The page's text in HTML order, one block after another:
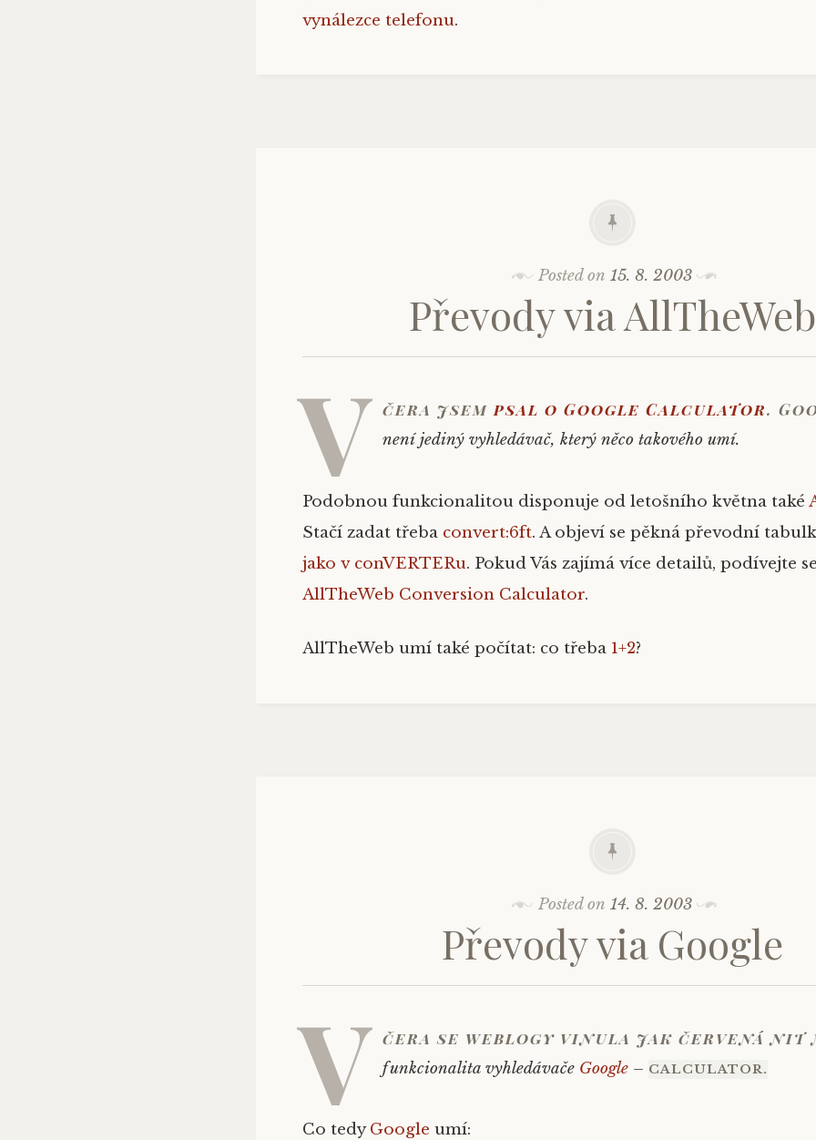
vynálezce telefonu.
Posted on 15. 8. 2003
Převody via AllTheWeb
V čera jsem psal o Google Calculator.
není jediný vyhledávač, který něco takového umí.
Podobnou funkcionalitou disponuje od letošního května také
Stačí zadat třeba convert:6ft. A objeví se pěkná převodní
jako v conVERTERu. Pokud Vás zajímá více detailů, podívejte
AllTheWeb Conversion Calculator.
AllTheWeb umí také počítat: co třeba 1+2?
Posted on 14. 8. 2003
Převody via Google
V čera se weblogy vinula jak červená nit
funkcionalita vyhledávače Google – CALCULATOR.
Co tedyGoogle umí: